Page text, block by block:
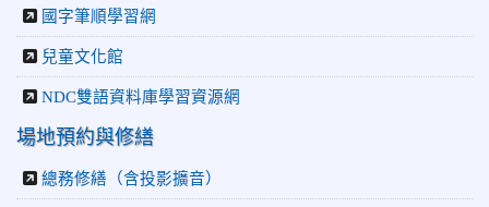
國字筆順學習網
兒童文化館
NDC雙語資料庫學習資源網
場地預約與修繕
總務修繕（含投影擴音）